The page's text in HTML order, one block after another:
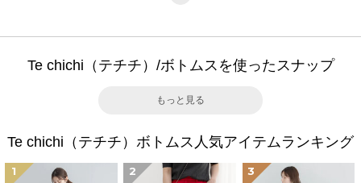
Te chichi（テチチ）/ボトムスを使ったスナップ
もっと見る
Te chichi（テチチ）ボトムス人気アイテムランキング
1 2 3